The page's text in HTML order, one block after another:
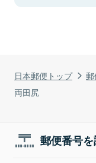
日本郵便トップ
両田尻
郵便番号